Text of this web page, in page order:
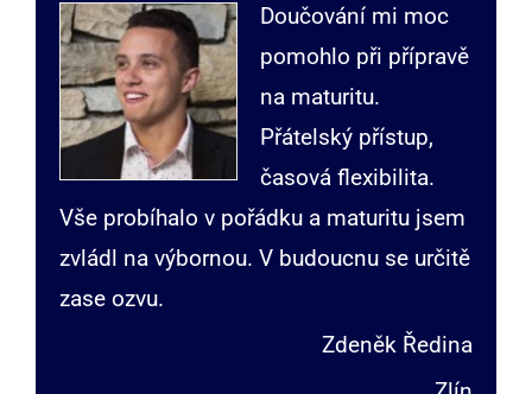
Doučování mi moc
pomohlo při přípravě
na maturitu.
Přátelský přístup,
časová flexibilita.
Vše probíhalo v pořádku a maturitu jsem
zvládl na výbornou. V budoucnu se určitě
zase ozvu.
Zdeněk Ředina